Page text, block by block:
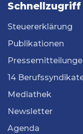
Schnellzugriff
Steuererklärung
Publikationen
14
Mediathek
Newsletter
Agenda